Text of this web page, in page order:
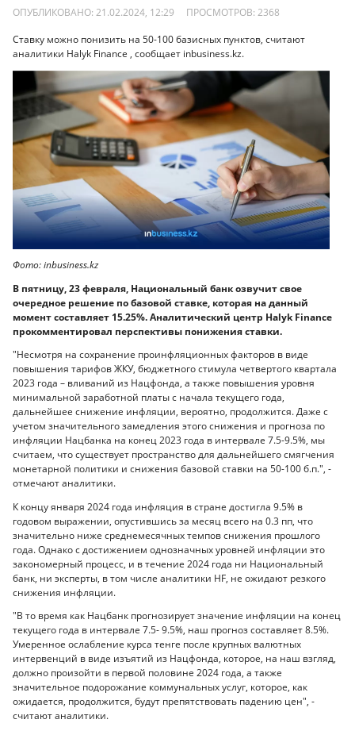
ОПУБЛИКОВАНО: 21.02.2024, 12:29 ПРОСМОТРОВ: 2368
Ставку можно понизить на 50-100 базисных пунктов, считают
аналитики Halyk Financе , сообщает inbusiness.kz.
Фото: inbusiness.kz
В пятницу, 23 февраля, Национальный банк озвучит свое
очередное решение по базовой ставке, которая на данный
момент составляет 15.25%. Аналитический центр Halyk Finance
прокомментировал перспективы понижения ставки.
"Несмотря на сохранение проинфляционных факторов в виде
повышения тарифов ЖКУ, бюджетного стимула четвертого квартала
2023 года – вливаний из Нацфонда, а также повышения уровня
минимальной заработной платы с начала текущего года,
дальнейшее снижение инфляции, вероятно, продолжится. Даже с
учетом значительного замедления этого снижения и прогноза по
инфляции Нацбанка на конец 2023 года в интервале 7.5-9.5%, мы
считаем, что существует пространство для дальнейшего смягчения
монетарной политики и снижения базовой ставки на 50-100 б.п.", -
отмечают аналитики.
К концу января 2024 года инфляция в стране достигла 9.5% в
годовом выражении, опустившись за месяц всего на 0.3 пп, что
значительно ниже среднемесячных темпов снижения прошлого
года. Однако с достижением однозначных уровней инфляции это
закономерный процесс, и в течение 2024 года ни Национальный
банк, ни эксперты, в том числе аналитики HF, не ожидают резкого
снижения инфляции.
"В то время как Нацбанк прогнозирует значение инфляции на конец
текущего года в интервале 7.5- 9.5%, наш прогноз составляет 8.5%.
Умеренное ослабление курса тенге после крупных валютных
интервенций в виде изъятий из Нацфонда, которое, на наш взгляд,
должно произойти в первой половине 2024 года, а также
значительное подорожание коммунальных услуг, которое, как
ожидается, продолжится, будут препятствовать падению цен", -
cчитают аналитики.